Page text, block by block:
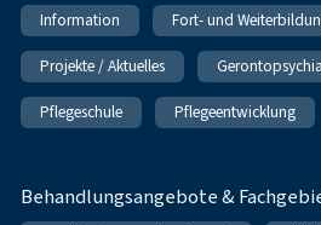
Information Fort- und
Projekte / Aktuelles
Pflegeschule Pflegeentwicklung
Behandlungsangebote &